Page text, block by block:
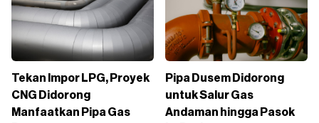
Tekan Impor LPG, Proyek
CNG Didorong
Manfaatkan Pipa Gas
Pipa Dusem Didorong
untuk Salur Gas
Andaman hingga Pasok